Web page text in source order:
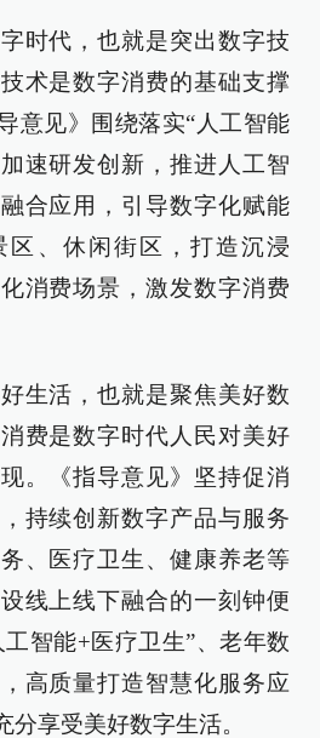
时代，也就是突出数字技
术是数字消费的基础支撑
意见》围绕落实“人工智能
速研发创新，推进人工智
合应用，引导数字化赋能
区、休闲街区，打造沉浸
消费场景，激发数字消费
生活，也就是聚焦美好数
费是数字时代人民对美好
。《指导意见》坚持促消
持续创新数字产品与服务
、医疗卫生、健康养老等
线上线下融合的一刻钟便
智能+医疗卫生”、老年数
高质量打造智慧化服务应
分享受美好数字生活。